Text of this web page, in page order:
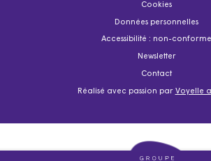
Cookies
Données personnelles
Accessibilité : non-conforme
Newsletter
Contact
Réalisé avec passion par Voyelle